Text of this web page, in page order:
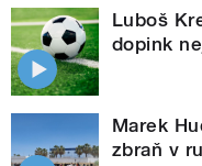
Luboš
dopink
Marek
zbraň v